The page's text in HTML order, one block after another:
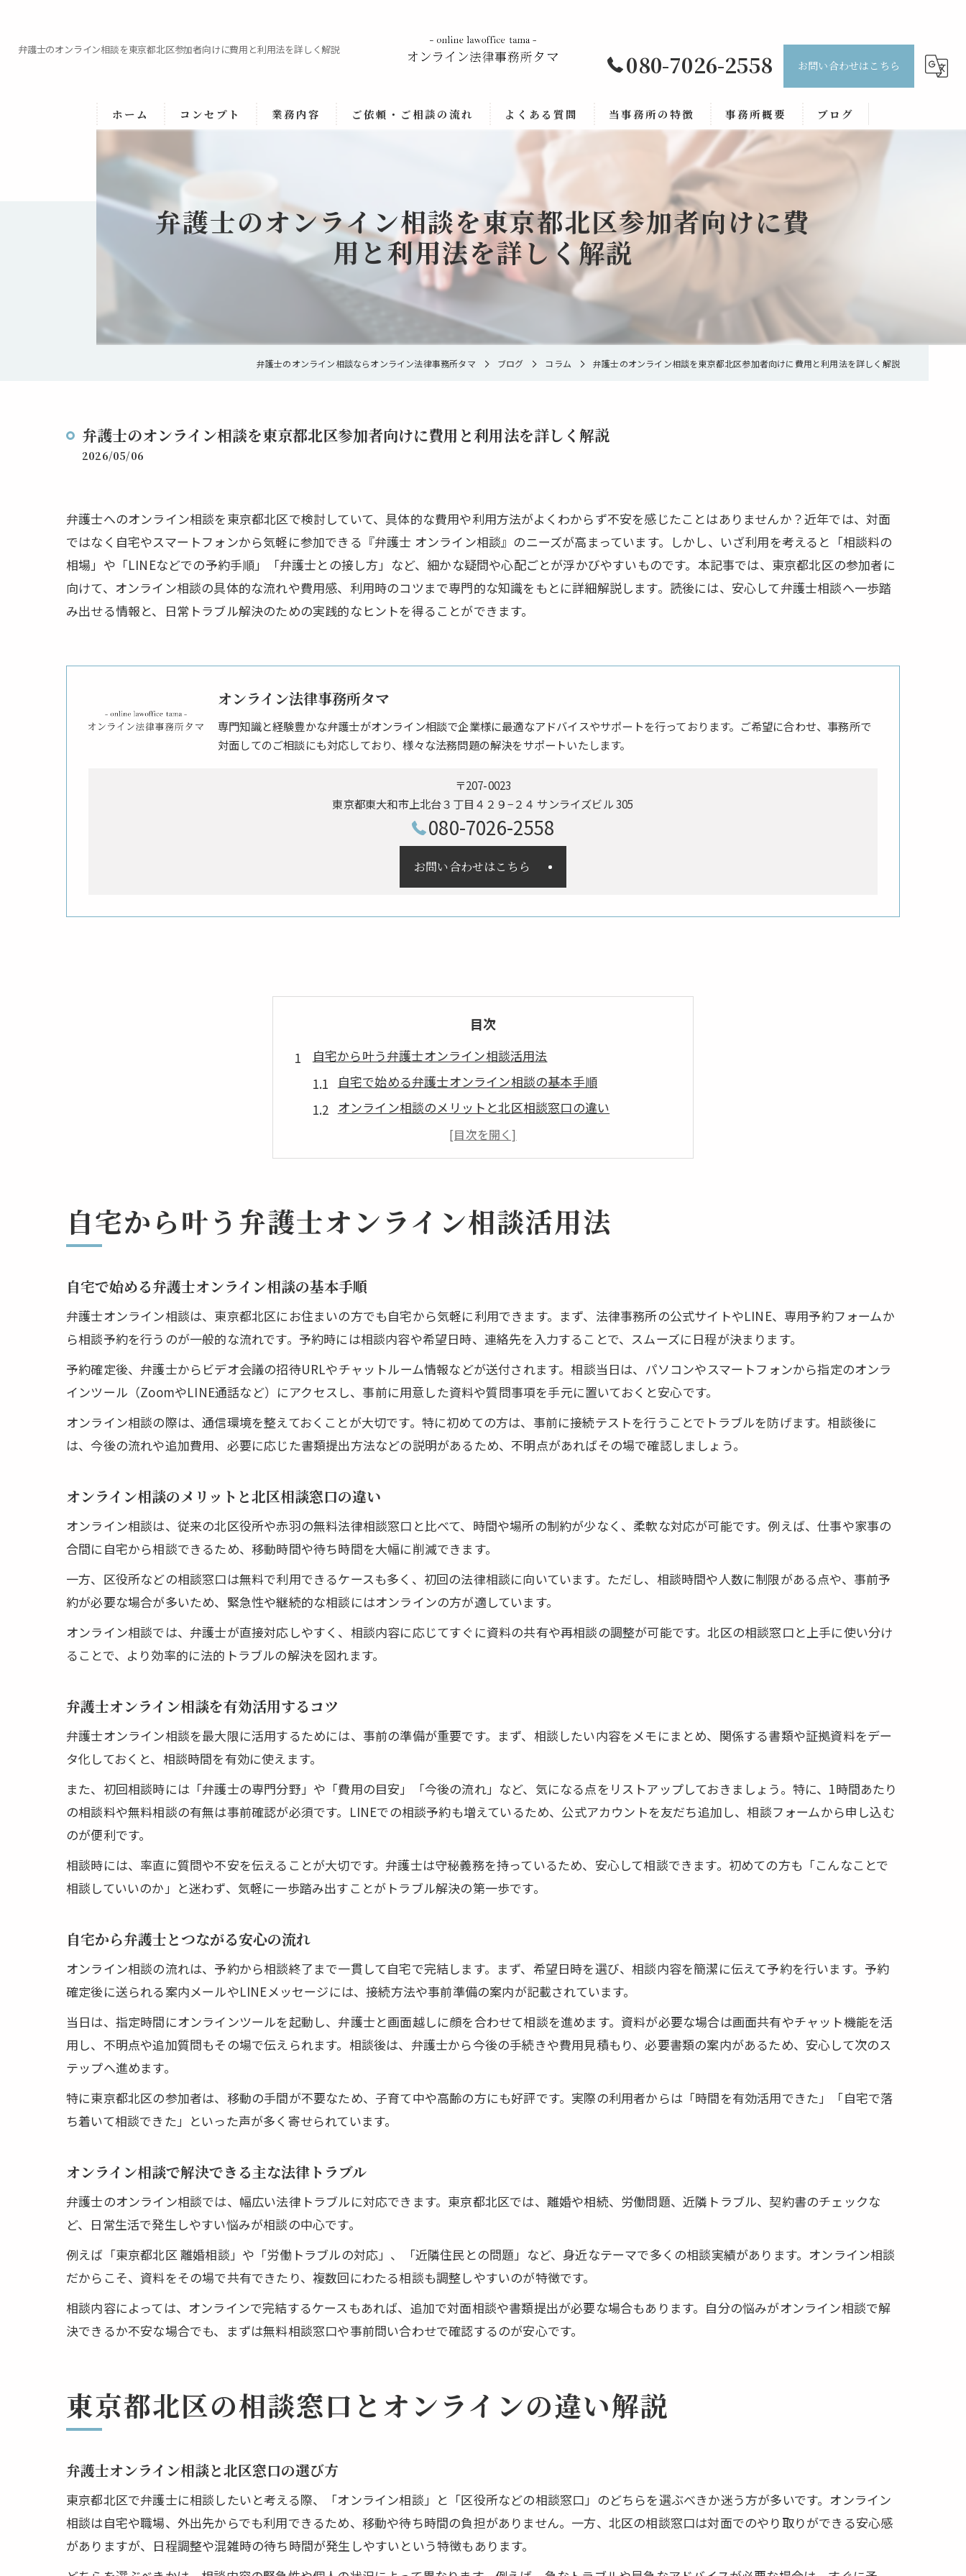
弁護士のオンライン相談を東京都北区参加者向けに費用と利用法を詳しく解説
080-7026-2558 お問い合わせはこちら
ホーム コンセプト 業務内容 ご依頼・ご相談の流れ よくある質問 当事務所の特徴
企業法務
事業承継
事務所概要 ブログ
弁護士のオンライン相談を東京都北区参加者向けに費
用と利用法を詳しく解説
弁護士のオンライン相談ならオンライン法律事務所タマ ブログ コラム 弁護士のオンライン相談を東京都北区参加者向けに費用と利用法を詳しく解説
弁護士のオンライン相談を東京都北区参加者向けに費用と利用法を詳しく解説
2026/05/06
弁護士へのオンライン相談を東京都北区で検討していて、具体的な費用や利用方法がよくわからず不安を感じたことはありませんか？近年では、対面
ではなく自宅やスマートフォンから気軽に参加できる『弁護士 オンライン相談』のニーズが高まっています。しかし、いざ利用を考えると「相談料の
相場」や「LINEなどでの予約手順」「弁護士との接し方」など、細かな疑問や心配ごとが浮かびやすいものです。本記事では、東京都北区の参加者に
向けて、オンライン相談の具体的な流れや費用感、利用時のコツまで専門的な知識をもとに詳細解説します。読後には、安心して弁護士相談へ一歩踏
み出せる情報と、日常トラブル解決のための実践的なヒントを得ることができます。
オンライン法律事務所タマ
専門知識と経験豊かな弁護士がオンライン相談で企業様に最適なアドバイスやサポートを行っております。ご希望に合わせ、事務所で
対面してのご相談にも対応しており、様々な法務問題の解決をサポートいたします。
〒207-0023
東京都東大和市上北台３丁目４２９−２４ サンライズビル 305
080-7026-2558
お問い合わせはこちら
目次
自宅から叶う弁護士オンライン相談活用法
自宅で始める弁護士オンライン相談の基本手順
オンライン相談のメリットと北区相談窓口の違い
弁護士オンライン相談を有効活用するコツ
自宅から弁護士とつながる安心の流れ
東京都北区の相談窓口とオンラインの違い解説
弁護士オンライン相談と北区窓口の選び方
オンライン相談が向いているケースはどんな時？
弁護士オンライン相談の手軽さと注意点
北区の弁護士相談窓口を上手に活用する方法
LINEで弁護士相談する時の予約ポイント
弁護士オンライン相談をLINEから予約する流れ
LINEで弁護士相談する際の注意ポイント
公式アカウント経由でオンライン相談予約のコツ
LINEを使った弁護士相談の具体的な手順解説
オンライン相談で費用を抑えるコツを紹介
弁護士オンライン相談で費用負担を軽減する方法
オンライン相談の無料枠やキャンペーン活用術
弁護士相談の費用相場とオンライン相談の違い
費用を抑えるための弁護士オンライン相談の選び方
オンライン相談で予算に合わせた弁護士利用ポイント
感情的な相談が弁護士オンライン相談でNGな理由
弁護士が困るオンライン相談での質問内容とは
弁護士オンライン相談で信頼を得る伝え方の工夫
弁護士オンライン相談で気持ちを整理する方法
感情的な場面でも落ち着く弁護士オンライン相談活用
弁護士オンライン相談で冷静な判断を引き出す工夫
自宅から叶う弁護士オンライン相談活用法
自宅で始める弁護士オンライン相談の基本手順
弁護士オンライン相談は、東京都北区にお住まいの方でも自宅から気軽に利用できます。まず、法律事務所の公式サイトやLINE、専用予約フォームか
ら相談予約を行うのが一般的な流れです。予約時には相談内容や希望日時、連絡先を入力することで、スムーズに日程が決まります。
予約確定後、弁護士からビデオ会議の招待URLやチャットルーム情報などが送付されます。相談当日は、パソコンやスマートフォンから指定のオンラ
インツール（ZoomやLINE通話など）にアクセスし、事前に用意した資料や質問事項を手元に置いておくと安心です。
オンライン相談の際は、通信環境を整えておくことが大切です。特に初めての方は、事前に接続テストを行うことでトラブルを防げます。相談後に
は、今後の流れや追加費用、必要に応じた書類提出方法などの説明があるため、不明点があればその場で確認しましょう。
オンライン相談のメリットと北区相談窓口の違い
オンライン相談は、従来の北区役所や赤羽の無料法律相談窓口と比べて、時間や場所の制約が少なく、柔軟な対応が可能です。例えば、仕事や家事の
合間に自宅から相談できるため、移動時間や待ち時間を大幅に削減できます。
一方、区役所などの相談窓口は無料で利用できるケースも多く、初回の法律相談に向いています。ただし、相談時間や人数に制限がある点や、事前予
約が必要な場合が多いため、緊急性や継続的な相談にはオンラインの方が適しています。
オンライン相談では、弁護士が直接対応しやすく、相談内容に応じてすぐに資料の共有や再相談の調整が可能です。北区の相談窓口と上手に使い分け
ることで、より効率的に法的トラブルの解決を図れます。
弁護士オンライン相談を有効活用するコツ
弁護士オンライン相談を最大限に活用するためには、事前の準備が重要です。まず、相談したい内容をメモにまとめ、関係する書類や証拠資料をデー
タ化しておくと、相談時間を有効に使えます。
また、初回相談時には「弁護士の専門分野」や「費用の目安」「今後の流れ」など、気になる点をリストアップしておきましょう。特に、1時間あたり
の相談料や無料相談の有無は事前確認が必須です。LINEでの相談予約も増えているため、公式アカウントを友だち追加し、相談フォームから申し込む
のが便利です。
相談時には、率直に質問や不安を伝えることが大切です。弁護士は守秘義務を持っているため、安心して相談できます。初めての方も「こんなことで
相談していいのか」と迷わず、気軽に一歩踏み出すことがトラブル解決の第一歩です。
自宅から弁護士とつながる安心の流れ
オンライン相談の流れは、予約から相談終了まで一貫して自宅で完結します。まず、希望日時を選び、相談内容を簡潔に伝えて予約を行います。予約
確定後に送られる案内メールやLINEメッセージには、接続方法や事前準備の案内が記載されています。
当日は、指定時間にオンラインツールを起動し、弁護士と画面越しに顔を合わせて相談を進めます。資料が必要な場合は画面共有やチャット機能を活
用し、不明点や追加質問もその場で伝えられます。相談後は、弁護士から今後の手続きや費用見積もり、必要書類の案内があるため、安心して次のス
テップへ進めます。
特に東京都北区の参加者は、移動の手間が不要なため、子育て中や高齢の方にも好評です。実際の利用者からは「時間を有効活用できた」「自宅で落
ち着いて相談できた」といった声が多く寄せられています。
オンライン相談で解決できる主な法律トラブル
弁護士のオンライン相談では、幅広い法律トラブルに対応できます。東京都北区では、離婚や相続、労働問題、近隣トラブル、契約書のチェックな
ど、日常生活で発生しやすい悩みが相談の中心です。
例えば「東京都北区 離婚相談」や「労働トラブルの対応」、「近隣住民との問題」など、身近なテーマで多くの相談実績があります。オンライン相談
だからこそ、資料をその場で共有できたり、複数回にわたる相談も調整しやすいのが特徴です。
相談内容によっては、オンラインで完結するケースもあれば、追加で対面相談や書類提出が必要な場合もあります。自分の悩みがオンライン相談で解
決できるか不安な場合でも、まずは無料相談窓口や事前問い合わせで確認するのが安心です。
東京都北区の相談窓口とオンラインの違い解説
弁護士オンライン相談と北区窓口の選び方
東京都北区で弁護士に相談したいと考える際、「オンライン相談」と「区役所などの相談窓口」のどちらを選ぶべきか迷う方が多いです。オンライン
相談は自宅や職場、外出先からでも利用できるため、移動や待ち時間の負担がありません。一方、北区の相談窓口は対面でのやり取りができる安心感
がありますが、日程調整や混雑時の待ち時間が発生しやすいという特徴もあります。
お気軽にご相談ください
お気軽にご相談ください